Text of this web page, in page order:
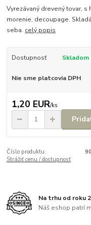
Vyrezávaný drevený tovar, s
morenie, decoupage.
seba. celý popis
Dostupnosť Skladom
Nie sme platcovia DPH
1,20 EUR/ks
Číslo produktu:
Strážiť cenu / dostupnosť
Na trhu od roku
Náš eshop patrí